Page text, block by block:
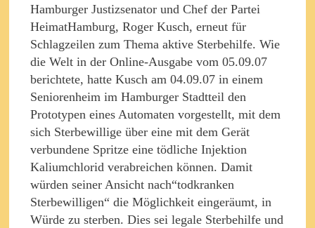
Hamburger Justizsenator und Chef der Partei
HeimatHamburg, Roger Kusch, erneut für
Schlagzeilen zum Thema aktive Sterbehilfe. Wie
die Welt in der Online-Ausgabe vom 05.09.07
berichtete, hatte Kusch am 04.09.07 in einem
Seniorenheim im Hamburger Stadtteil den
Prototypen eines Automaten vorgestellt, mit dem
sich Sterbewillige über eine mit dem Gerät
verbundene Spritze eine tödliche Injektion
Kaliumchlorid verabreichen können. Damit
würden seiner Ansicht nach“todkranken
Sterbewilligen“ die Möglichkeit eingeräumt, in
Würde zu sterben. Dies sei legale Sterbehilfe und